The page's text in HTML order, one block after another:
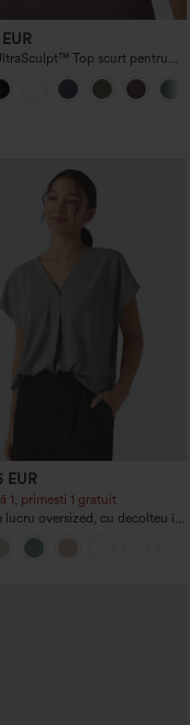
Top scurt pentru
spate, cu bretele duble
EUR
1, primești 1 gratuit
lucru oversized, cu decolteu în
scurte, rezistentă la șifonare